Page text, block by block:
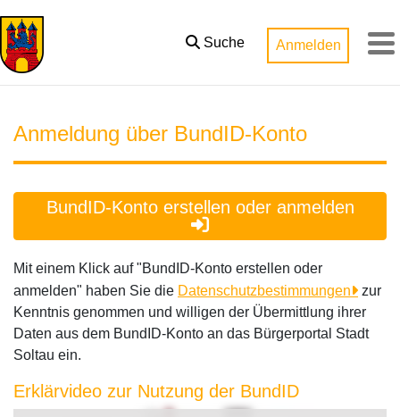
Zum Hauptinhalt springen
Suche Anmelden
Anmeldung über BundID-Konto
BundID-Konto erstellen oder anmelden
Mit einem Klick auf "BundID-Konto erstellen oder
anmelden" haben Sie die Datenschutzbestimmungen
zur
Kenntnis genommen und willigen der Übermittlung ihrer
Daten aus dem BundID-Konto an das Bürgerportal Stadt
Soltau ein.
Erklärvideo zur Nutzung der BundID